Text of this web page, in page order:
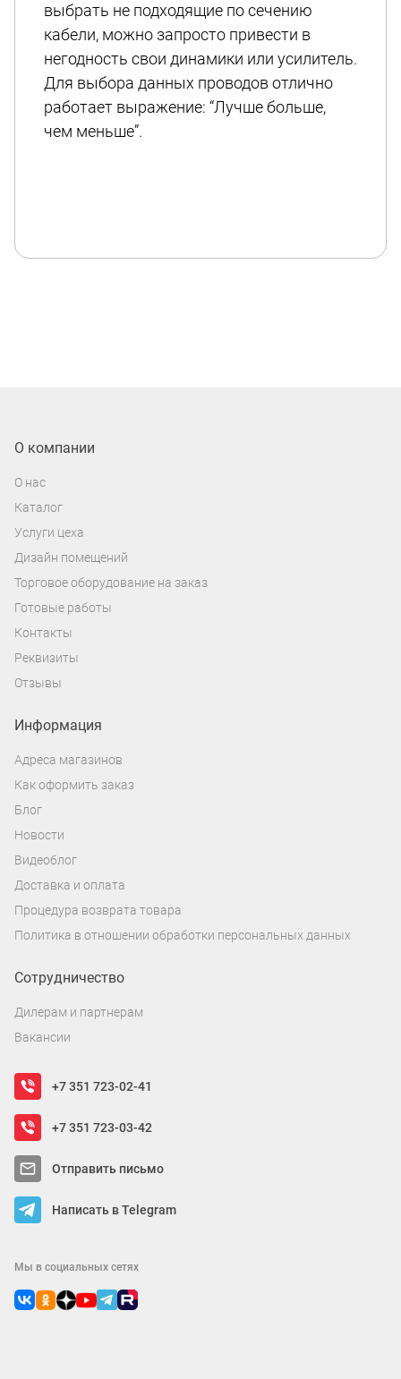
выбрать не подходящие по сечению
кабели, можно запросто привести в
негодность свои динамики или усилитель.
Для выбора данных проводов отлично
работает выражение: “Лучше больше,
чем меньше”.
О компании
О нас
Каталог
Услуги цеха
Дизайн помещений
Торговое оборудование на заказ
Готовые работы
Контакты
Реквизиты
Отзывы
Информация
Адреса магазинов
Как оформить заказ
Блог
Новости
Видеоблог
Доставка и оплата
Процедура возврата товара
Политика в отношении обработки персональных данных
Сотрудничество
Дилерам и партнерам
Вакансии
+7 351 723-02-41
+7 351 723-03-42
Отправить письмо
Написать в Telegram
Мы в социальных сетях